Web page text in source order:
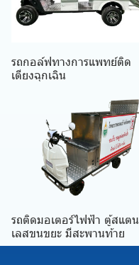
รถกอล์ฟทางการแพทย์ติด
เตียงฉุกเฉิน
รถติดมอเตอร์ไฟฟ้า ตู้สแตน
เลสขนขยะ มีสะพานท้าย